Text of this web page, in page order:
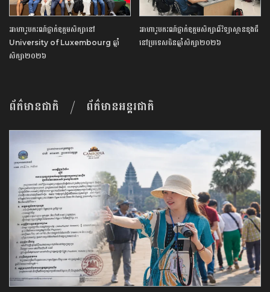
អាហារូបករណ៍ថ្នាក់ឧត្ដមសិក្សានៅ
University of Luxembourg ឆ្នាំ
សិក្សា២០២៦
អាហារូបករណ៍ថ្នាក់ឧត្ដមសិក្សាពីវិទ្យាស្ថានខុងជឺ
នៅប្រទេសចិនឆ្នាំសិក្សា២០២៦
ព័ត៌មានជាតិ ព័ត៌មានអន្តរជាតិ